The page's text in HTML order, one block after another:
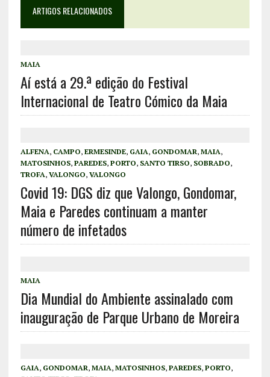
ARTIGOS RELACIONADOS
MAIA
Aí está a 29.ª edição do Festival
Internacional de Teatro Cómico da Maia
ALFENA, CAMPO, ERMESINDE, GAIA, GONDOMAR, MAIA,
MATOSINHOS, PAREDES, PORTO, SANTO TIRSO, SOBRADO,
TROFA, VALONGO, VALONGO
Covid 19: DGS diz que Valongo, Gondomar,
Maia e Paredes continuam a manter
número de infetados
MAIA
Dia Mundial do Ambiente assinalado com
inauguração de Parque Urbano de Moreira
GAIA, GONDOMAR, MAIA, MATOSINHOS, PAREDES, PORTO,